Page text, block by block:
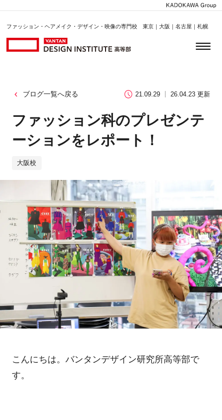
ファッション・ヘアメイク・デザイン・映像の専門校 東京｜大阪｜名古屋｜札幌
ブログ一覧へ戻る 21.09.29 26.04.23 更新
ファッション科のプレゼンテ
ーションをレポート！
大阪校
こんにちは。バンタンデザイン研究所高等部で
す。